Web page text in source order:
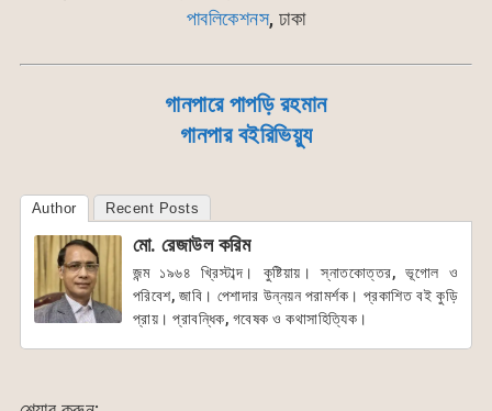
পাবলিকেশনস, ঢাকা
গানপারে পাপড়ি রহমান
গানপার বইরিভিয়্যু
Author Recent Posts
মো. রেজাউল করিম
জন্ম ১৯৬৪ খ্রিস্টাব্দ। কুষ্টিয়ায়। স্নাতকোত্তর, ভূগোল ও
পরিবেশ, জাবি। পেশাদার উন্নয়ন পরামর্শক। প্রকাশিত বই কুড়ি
প্রায়। প্রাবন্ধিক, গবেষক ও কথাসাহিত্যিক।